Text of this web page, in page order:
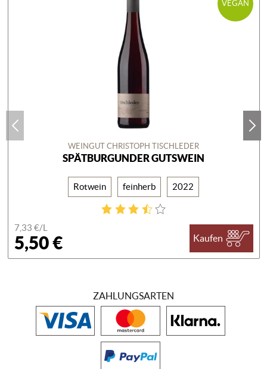
VEGAN
WEINGUT CHRISTOPH TISCHLEDER
SPÄTBURGUNDER GUTSWEIN
Rotwein feinherb 2022
7,33 €/L
5,50 € Kaufen
ZAHLUNGSARTEN